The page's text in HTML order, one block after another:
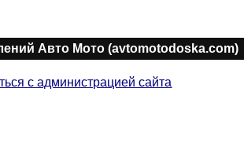
Авто Мото (avtomotodoska.com)
с администрацией сайта